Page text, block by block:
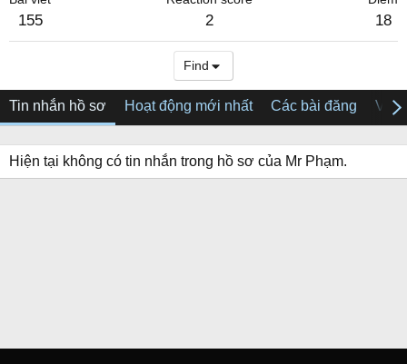
155 2 18
Find
Tin nhắn hồ sơ Hoạt động mới nhất Các bài đăng Về
Hiện tại không có tin nhắn trong hồ sơ của Mr Phạm.